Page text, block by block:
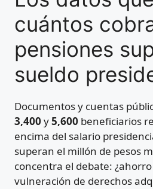
cuántos
pensiones
sueldo
Documentos y cuentas
3,400 y5,600 beneficiarios
encima del salario
superan el millón de pesos
concentra el debate:
vulneración de derechos